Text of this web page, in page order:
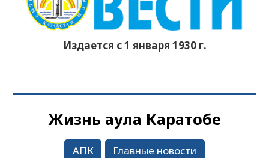
Издается с 1 января 1930 г.
Жизнь аула Каратобе
АПК
Главные новости